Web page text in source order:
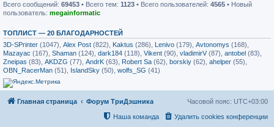
Всего сообщений: 69453 • Всего тем: 1123 • Всего пользователей: 4565 • Новый
пользователь: megainformatic
ТОПЛИСТ — 20 БЛАГОДАРНОСТЕЙ
3D-SPrinter (1047), Alex Post (822), Kaktus (286), Lenivo (179), Avtonomys (168),
Mazayac (167), Shaman (124), dark184 (118), Vikent (90), vladimirV(87), antobel (83),
Zneipas (83), AKDZG (77), AndrK (63), Robert Sa (62), borskiy (62), ahelper (55),
OBN_RacerMan (51), IslandSky (50), wolfs_SG (41)
Главная страница Форум ТриДэшника Часовой пояс: UTC+03:00
Удалить cookies конференции
Наша команда